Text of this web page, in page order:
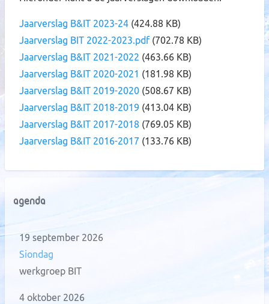
Jaarverslag B&IT 2023-24 (424.88 KB)
Jaarverslag BIT 2022-2023.pdf (702.78 KB)
Jaarverslag B&IT 2021-2022 (463.66 KB)
Jaarverslag B&IT 2020-2021 (181.98 KB)
Jaarverslag B&IT 2019-2020 (508.67 KB)
Jaarverslag B&IT 2018-2019 (413.04 KB)
Jaarverslag B&IT 2017-2018 (769.05 KB)
Jaarverslag B&IT 2016-2017 (133.76 KB)
Agenda
19 september 2026
Siondag
werkgroep BIT
4 oktober 2026